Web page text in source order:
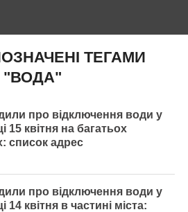
ТЕГАМИ
"ВОДА"
про відключення води у
15 квітня на багатьох
список адрес
про відключення води у
14 квітня в частині міста: